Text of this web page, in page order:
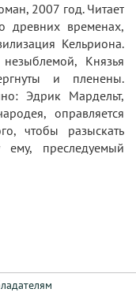
2007 год. Читает
древних временах,
Кельриона.
Князья
и пленены.
Эдрик Мардельт,
оправляется
чтобы разыскать
ему, преследуемый